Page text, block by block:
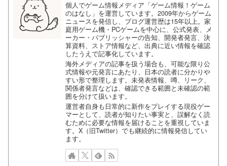
個人でゲーム情報メディア「ゲーム情報！ゲーム
のはなし」を運営しています。2009年からゲーム
ニュースを発信し、ブログ運営歴は15年以上。家
庭用ゲーム機・PCゲームを中心に、公式発表、メ
ーカー・パブリッシャーの告知、開発者発言、決
算資料、ストア情報など、出典に近い情報を確認
したうえで記事化しています。
海外メディアの記事を扱う場合も、可能な限り公
式情報や元発言にあたり、日本の読者に分かりや
すい形で整理します。未発表情報、噂、リーク、
関係者発言などは、確認できる範囲と未確認の範
囲を分けて扱います。
運営者自身も日常的に新作をプレイする現役ゲー
マーとして、読者が知りたい事実と、誤解なく読
むために必要な情報を届けることを重視していま
す。X（旧Twitter）でも継続的に情報発信してい
ます。